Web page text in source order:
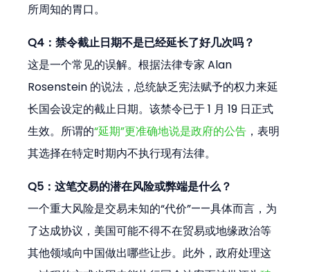
所周知的胃口。
Q4：禁令截止日期不是已经延长了好几次吗？
这是一个常见的误解。根据法律专家 Alan
Rosenstein 的说法，总统缺乏宪法赋予的权力来延
长国会设定的截止日期。该禁令已于 1 月 19 日正式
生效。所谓的“延期”更准确地说是政府的公告 ，表明
其选择在特定时期内不执行现有法律。
Q5：这笔交易的潜在风险或弊端是什么？
一个重大风险是交易未知的“代价”——具体而言，为
了达成协议，美国可能不得不在贸易或地缘政治等
其他领域向中国做出哪些让步。此外，政府处理这